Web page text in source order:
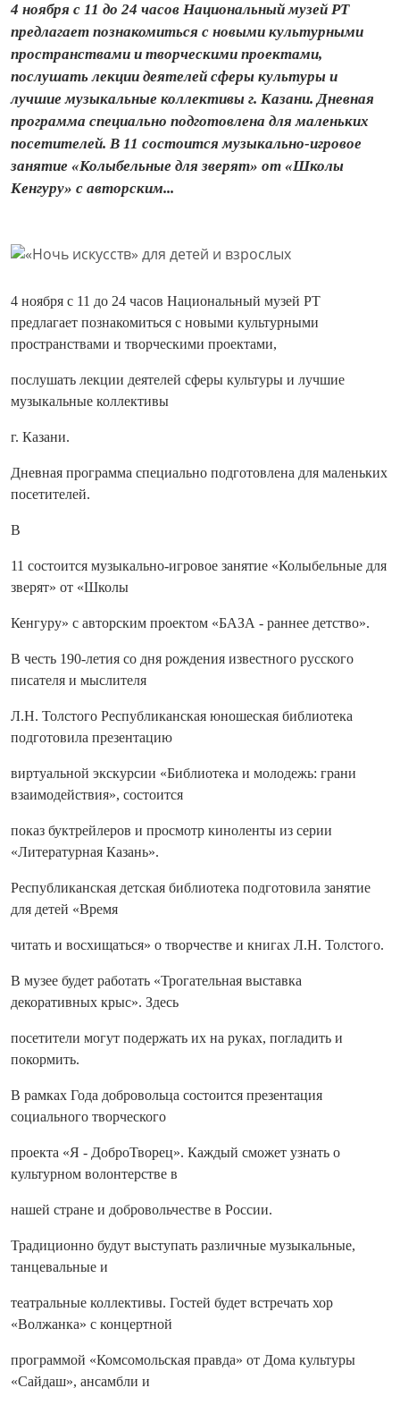
4 ноября с 11 до 24 часов Национальный музей РТ
предлагает познакомиться с новыми культурными
пространствами и творческими проектами,
послушать лекции деятелей сферы культуры и
лучшие музыкальные коллективы г. Казани. Дневная
программа специально подготовлена для маленьких
посетителей. В 11 состоится музыкально-игровое
занятие «Колыбельные для зверят» от «Школы
Кенгуру» с авторским...
4 ноября с 11 до 24 часов Национальный музей РТ
предлагает познакомиться с новыми культурными
пространствами и творческими проектами,
послушать лекции деятелей сферы культуры и лучшие
музыкальные коллективы
г. Казани.
Дневная программа специально подготовлена для маленьких
посетителей.
В
11 состоится музыкально-игровое занятие «Колыбельные для
зверят» от «Школы
Кенгуру» с авторским проектом «БАЗА - раннее детство».
В честь 190-летия со дня рождения известного русского
писателя и мыслителя
Л.Н. Толстого Республиканская юношеская библиотека
подготовила презентацию
виртуальной экскурсии «Библиотека и молодежь: грани
взаимодействия», состоится
показ буктрейлеров и просмотр киноленты из серии
«Литературная Казань».
Республиканская детская библиотека подготовила занятие
для детей «Время
читать и восхищаться» о творчестве и книгах Л.Н. Толстого.
В музее будет работать «Трогательная выставка
декоративных крыс». Здесь
посетители могут подержать их на руках, погладить и
покормить.
В рамках Года добровольца состоится презентация
социального творческого
проекта «Я - ДоброТворец». Каждый сможет узнать о
культурном волонтерстве в
нашей стране и добровольчестве в России.
Традиционно будут выступать различные музыкальные,
танцевальные и
театральные коллективы. Гостей будет встречать хор
«Волжанка» с концертной
программой «Комсомольская правда» от Дома культуры
«Сайдаш», ансамбли и